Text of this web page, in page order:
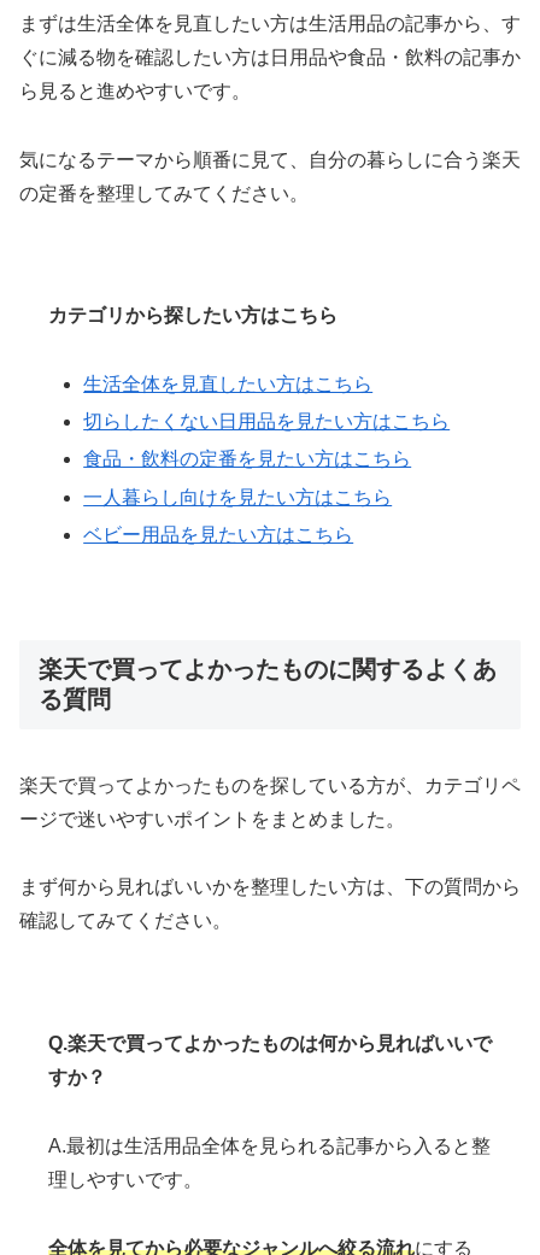
まずは生活全体を見直したい方は生活用品の記事から、す
ぐに減る物を確認したい方は日用品や食品・飲料の記事か
ら見ると進めやすいです。
気になるテーマから順番に見て、自分の暮らしに合う楽天
の定番を整理してみてください。
カテゴリから探したい方はこちら
生活全体を見直したい方はこちら
切らしたくない日用品を見たい方はこちら
食品・飲料の定番を見たい方はこちら
一人暮らし向けを見たい方はこちら
ベビー用品を見たい方はこちら
楽天で買ってよかったものに関するよくあ
る質問
楽天で買ってよかったものを探している方が、カテゴリペ
ージで迷いやすいポイントをまとめました。
まず何から見ればいいかを整理したい方は、下の質問から
確認してみてください。
Q.楽天で買ってよかったものは何から見ればいいで
すか？
A.最初は生活用品全体を見られる記事から入ると整
理しやすいです。
全体を見てから必要なジャンルへ絞る流れにする